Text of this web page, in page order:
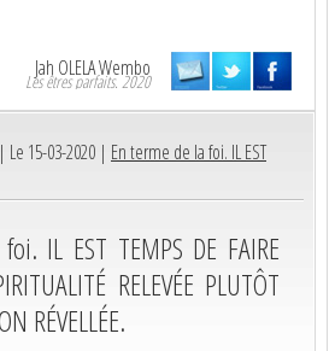
Jah OLELA Wembo
Les êtres parfaits. 2020
| Le 15-03-2020 | En terme de la foi. IL EST
IL EST TEMPS DE FAIRE
RELEVÉE PLUTÔT
RÉVELLÉE.